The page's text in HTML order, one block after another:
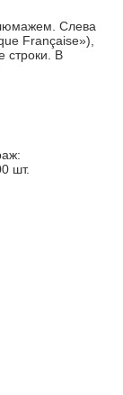
Слева
Française»),
строки. В
шт.